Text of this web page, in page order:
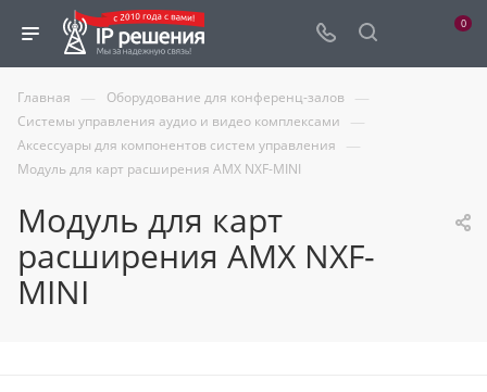
0
Главная — Оборудование для конференц-залов —
Системы управления аудио и видео комплексами —
Аксессуары для компонентов систем управления —
Модуль для карт расширения АМХ NXF-MINI
Модуль для карт
расширения АМХ NXF-
MINI